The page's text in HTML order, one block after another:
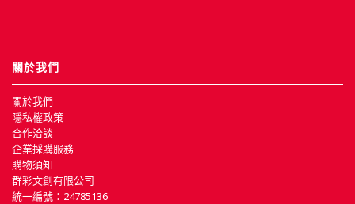
關於我們
關於我們
隱私權政策
合作洽談
企業採購服務
購物須知
群彩文創有限公司
統一編號：24785136